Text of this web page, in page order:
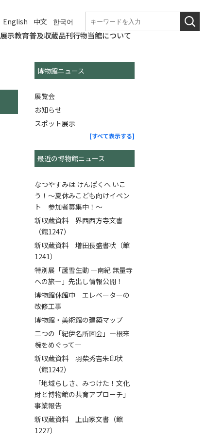
English 中文 한국어
展示
の他
教育普及
書籍
収蔵品
（検索窓付き）
アムコレクショ
ン
刊行物
行物
当館について
ついて
博物館ニュース
展覧会
お知らせ
スポット展示
[すべて表示する]
最近の博物館ニュース
なつやすみは けんぱくへ いこ
う！～夏休みこども向けイベン
ト 参加者募集中！～
新収蔵資料 界西西方寺文書
（館1247）
新収蔵資料 増田長盛書状（館
1241）
特別展「蘆雪生動 ―南紀 無量寺
への旅―」先出し情報公開！
博物館休館中 エレベーターの
改修工事
博物館・美術館の建築マップ
二つの「紀伊名所図会」―根来
椀をめぐって―
新収蔵資料 羽柴秀吉朱印状
（館1242）
「地域らしさ、みつけた！文化
財と博物館の共育アプローチ」
事業報告
新収蔵資料 上山家文書（館
1227）